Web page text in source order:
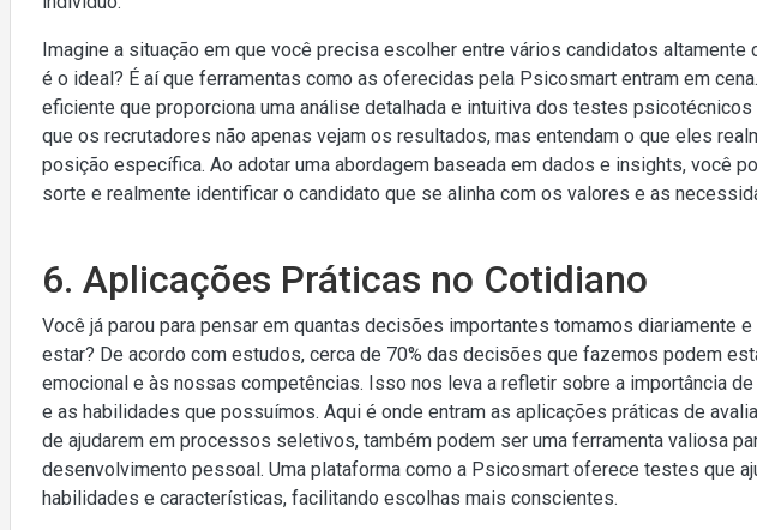
Imagine a situação em que você precisa escolher entre vários candidatos altamente
é o ideal? É aí que ferramentas como as oferecidas pela Psicosmart entram em
eficiente que proporciona uma análise detalhada e intuitiva dos testes
que os recrutadores não apenas vejam os resultados, mas entendam o que eles
posição específica. Ao adotar uma abordagem baseada em dados e insights, você
sorte e realmente identificar o candidato que se alinha com os valores e as
6. Aplicações Práticas no Cotidiano
Você já parou para pensar em quantas decisões importantes tomamos diariamente
estar? De acordo com estudos, cerca de 70% das decisões que fazemos podem
emocional e às nossas competências. Isso nos leva a refletir sobre a importância
e as habilidades que possuímos. Aqui é onde entram as aplicações práticas de
de ajudarem em processos seletivos, também podem ser uma ferramenta valiosa
desenvolvimento pessoal. Uma plataforma como a Psicosmart oferece testes que
habilidades e características, facilitando escolhas mais conscientes.